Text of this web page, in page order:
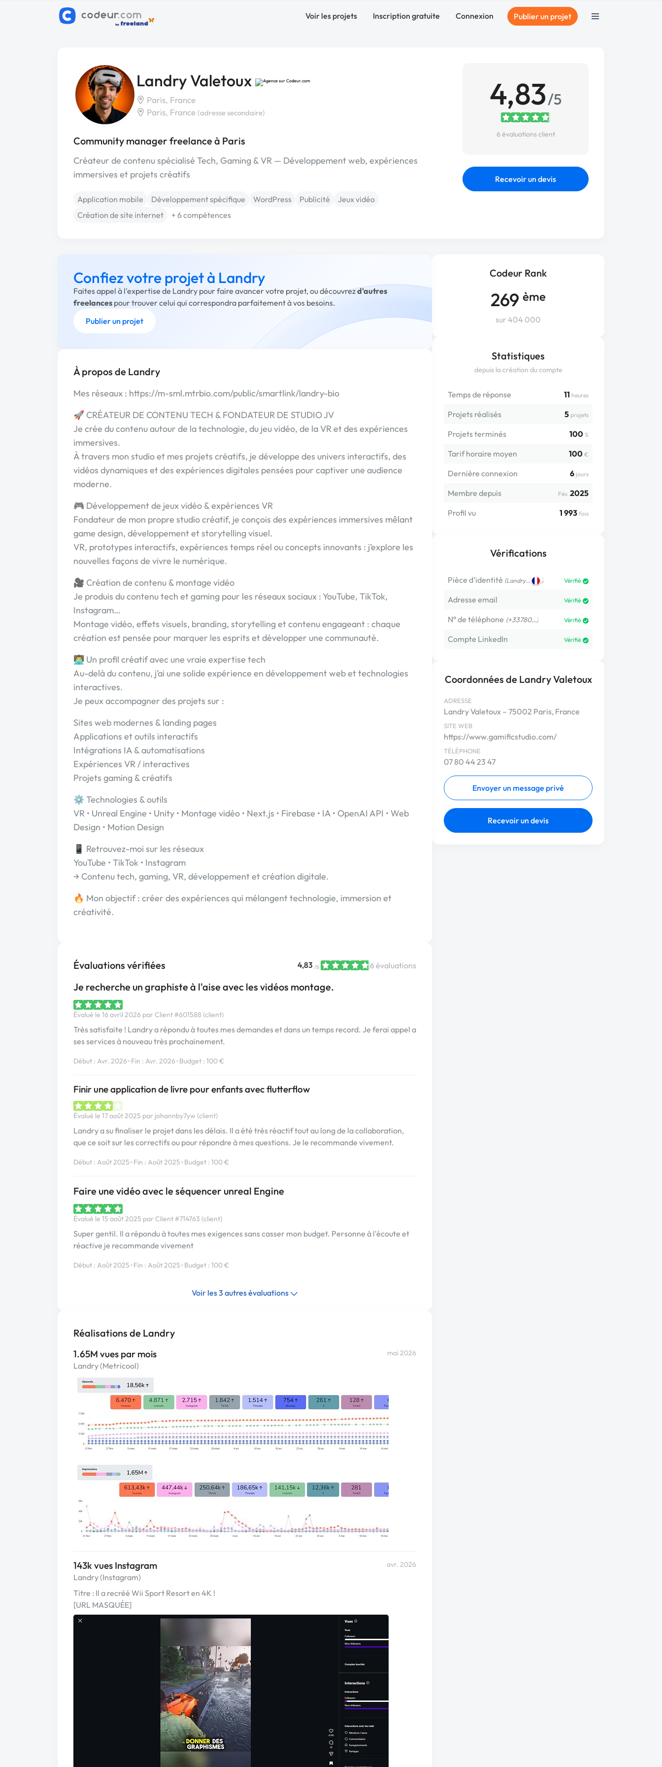
Voir les projets Inscription gratuite Connexion Publier un projet
Landry Valetoux
Paris, France
Paris, France (adresse secondaire)
Community manager freelance à Paris
Créateur de contenu spécialisé Tech, Gaming & VR — Développement web, expériences
immersives et projets créatifs
Application mobile Développement spécifique WordPress Publicité
Jeux vidéo
Création de site internet
+ 6 compétences
4,83/5
6 évaluations client
Recevoir un devis
Codeur Rank
269 ème
sur 404 000
Statistiques
depuis la création du compte
Temps de réponse 11 heures
Projets réalisés 5 projets
Projets terminés 100 %
Tarif horaire moyen 100 €
Dernière connexion 6 jours
Membre depuis Fév. 2025
Profil vu
1 993 fois
Vérifications
Pièce d’identité (Landry… ) Vérifié
Adresse email Vérifié
N° de téléphone (+33780…) Vérifié
Compte LinkedIn Vérifié
Coordonnées de Landry Valetoux
ADRESSE
Landry Valetoux – 75002 Paris, France
SITE WEB
https://www.gamificstudio.com/
TÉLÉPHONE
07 80 44 23 47
Envoyer un message privé
Recevoir un devis
Confiez votre projet à Landry
Faites appel à l'expertise de Landry pour faire avancer votre projet, ou découvrezd'autres
freelances pour trouver celui qui correspondra parfaitement à vos besoins.
Publier un projet
À propos de Landry
Mes réseaux : https://m-sml.mtrbio.com/public/smartlink/landry-bio
🚀 CRÉATEUR DE CONTENU TECH & FONDATEUR DE STUDIO JV
Je crée du contenu autour de la technologie, du jeu vidéo, de la VR et des expériences
immersives.
À travers mon studio et mes projets créatifs, je développe des univers interactifs, des
vidéos dynamiques et des expériences digitales pensées pour captiver une audience
moderne.
🎮 Développement de jeux vidéo & expériences VR
Fondateur de mon propre studio créatif, je conçois des expériences immersives mêlant
game design, développement et storytelling visuel.
VR, prototypes interactifs, expériences temps réel ou concepts innovants : j’explore les
nouvelles façons de vivre le numérique.
🎥 Création de contenu & montage vidéo
Je produis du contenu tech et gaming pour les réseaux sociaux : YouTube, TikTok,
Instagram…
Montage vidéo, effets visuels, branding, storytelling et contenu engageant : chaque
création est pensée pour marquer les esprits et développer une communauté.
👨‍💻 Un profil créatif avec une vraie expertise tech
Au-delà du contenu, j’ai une solide expérience en développement web et technologies
interactives.
Je peux accompagner des projets sur :
Sites web modernes & landing pages
Applications et outils interactifs
Intégrations IA & automatisations
Expériences VR / interactives
Projets gaming & créatifs
⚙️ Technologies & outils
VR • Unreal Engine • Unity • Montage vidéo • Next.js • Firebase • IA • OpenAI API • Web
Design • Motion Design
📱 Retrouvez-moi sur les réseaux
YouTube • TikTok • Instagram
→ Contenu tech, gaming, VR, développement et création digitale.
🔥 Mon objectif : créer des expériences qui mélangent technologie, immersion et
créativité.
Évaluations vérifiées 4,83 /5 6 évaluations
Je recherche un graphiste à l'aise avec les vidéos montage.
Évalué le 16 avril 2026 par Client #601588 (client)
Très satisfaite ! Landry a répondu à toutes mes demandes et dans un temps record. Je ferai appel a
ses services à nouveau très prochainement.
Début : Avr. 2026•Fin : Avr. 2026•Budget : 100 €
Finir une application de livre pour enfants avec flutterflow
Évalué le 17 août 2025 par johannby7yw (client)
Landry a su finaliser le projet dans les délais. Il a été très réactif tout au long de la collaboration,
que ce soit sur les correctifs ou pour répondre à mes questions. Je le recommande vivement.
Début : Août 2025•Fin : Août 2025•Budget : 100 €
Faire une vidéo avec le séquencer unreal Engine
Évalué le 15 août 2025 par Client #714763 (client)
Super gentil. Il a répondu à toutes mes exigences sans casser mon budget. Personne à l'écoute et
réactive je recommande vivement
Début : Août 2025•Fin : Août 2025•Budget : 100 €
Voir les 3 autres évaluations
Réalisations de Landry
1.65M vues par mois
Landry (Metricool)
mai 2026
143k vues Instagram
Landry (Instagram)
avr. 2026
Titre : Il a recréé Wii Sport Resort en 4K !
[URL MASQUÉE]